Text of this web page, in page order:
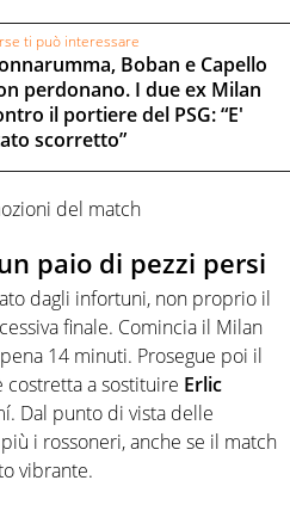
ti può interessare
Boban e Capello
perdonano. I due ex Milan
il portiere del PSG: “E'
scorretto”
del match
paio di pezzi persi
dagli infortuni, non proprio il
finale. Comincia il Milan
14 minuti. Prosegue poi il
costretta a sostituire Erlic
Dal punto di vista delle
i rossoneri, anche se il match
vibrante.